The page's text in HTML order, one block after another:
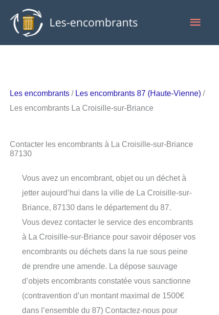
contenu
Les encombrants / Les encombrants 87 (Haute-Vienne) /
Les encombrants La Croisille-sur-Briance
Contacter les encombrants à La Croisille-sur-Briance
87130
Vous avez un encombrant, objet ou un déchet à
jetter aujourd’hui dans la ville de La Croisille-sur-
Briance, 87130 dans le département du 87.
Vous devez contacter le service des encombrants
à La Croisille-sur-Briance pour savoir déposer vos
encombrants ou déchets dans la rue sous peine
de prendre une amende. La dépose sauvage
d’objets encombrants constatée vous sanctionne
(contravention d’un montant maximal de 1500€
dans l’ensemble du 87) Contactez-nous pour